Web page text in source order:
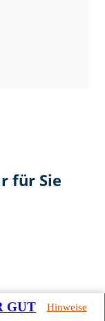
für Sie
GUT Hinweise